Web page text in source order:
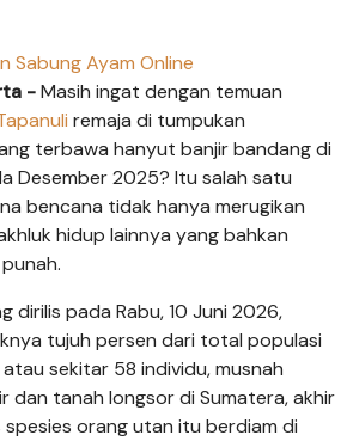
Sabung Ayam Online
-Masih ingat dengan temuan
remaja di tumpukan
terbawa hanyut banjir bandang di
Desember 2025? Itu salah satu
bencana tidak hanya merugikan
hidup lainnya yang bahkan
dirilis pada Rabu, 10 Juni 2026,
tujuh persen dari total populasi
sekitar 58 individu, musnah
dan tanah longsor di Sumatera, akhir
orang utan itu berdiam di